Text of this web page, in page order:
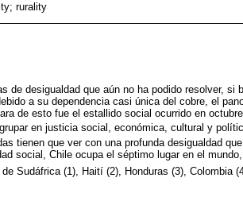
rurality
de desigualdad que aún no ha podido resolver, si
a su dependencia casi única del cobre, el
de esto fue el estallido social ocurrido en
en justicia social, económica, cultural y
tienen que ver con una profunda desigualdad
social, Chile ocupa el séptimo lugar en el
Sudáfrica (1), Haití (2), Honduras (3), Colombia